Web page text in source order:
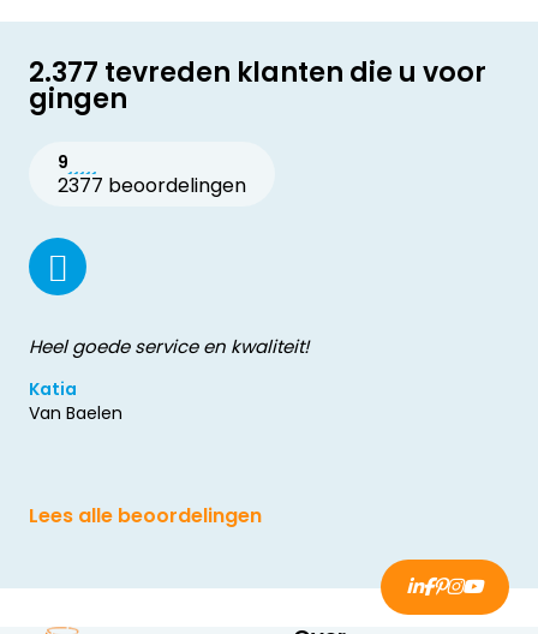
2.377 tevreden klanten die u voor
gingen
9
2377 beoordelingen
Heel goede service en kwaliteit!
Katia
Van Baelen
Lees alle beoordelingen